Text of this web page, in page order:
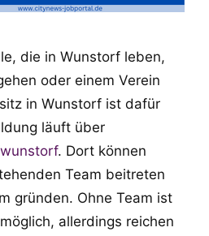
die in Wunstorf leben,
oder einem Verein
in Wunstorf ist dafür
läuft über
. Dort können
Team beitreten
gründen. Ohne Team ist
allerdings reichen